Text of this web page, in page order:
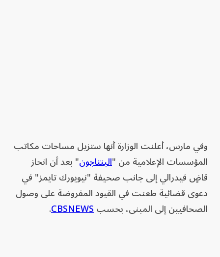
وفي مارس، أعلنت الوزارة أنها ستزيل مساحات مكاتب
المؤسسات الإعلامية من "البنتاجون" بعد أن انحاز
قاضٍ فيدرالي إلى جانب صحيفة "نيويورك تايمز" في
دعوى قضائية طعنت في القيود المفروضة على وصول
الصحافيين إلى المبنى، بحسبCBSNEWS
.